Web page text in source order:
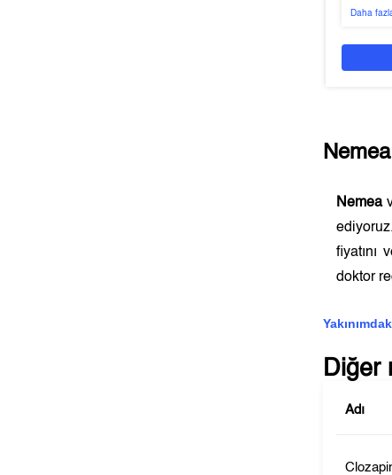
Daha
Nemea
Nemea
ediyoruz.
fiyatını
doktor
Diğer
Adı